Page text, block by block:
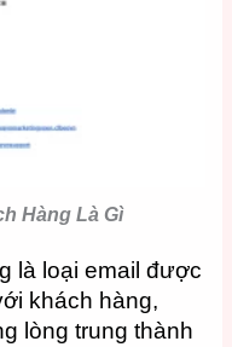
Hàng Là Gì
là loại email được
khách hàng,
lòng trung thành